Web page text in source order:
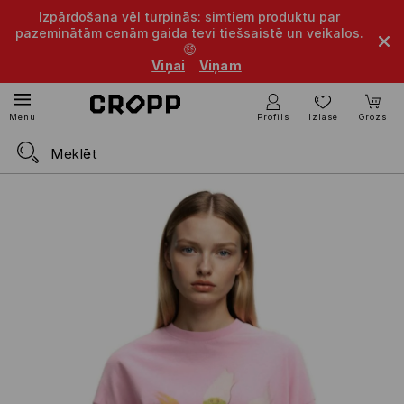
Izpārdošana vēl turpinās: simtiem produktu par
pazeminātām cenām gaida tevi tiešsaistē un veikalos.
🤑
Viņai
Viņam
Menu Profils Izlase Grozs